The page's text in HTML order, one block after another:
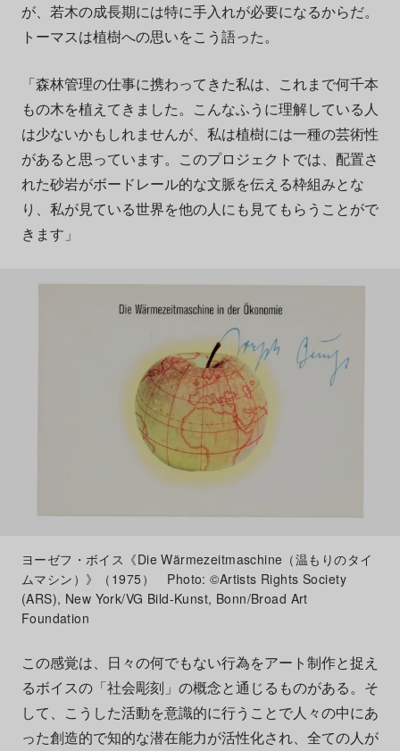
が、若木の成長期には特に手入れが必要になるからだ。
トーマスは植樹への思いをこう語った。
「森林管理の仕事に携わってきた私は、これまで何千本
もの木を植えてきました。こんなふうに理解している人
は少ないかもしれませんが、私は植樹には一種の芸術性
があると思っています。このプロジェクトでは、配置さ
れた砂岩がボードレール的な文脈を伝える枠組みとな
り、私が見ている世界を他の人にも見てもらうことがで
きます」
ヨーゼフ・ボイス《Die Wärmezeitmaschine（温もりのタイ
ムマシン）》（1975） Photo: ©Artists Rights Society
(ARS), New York/VG Bild-Kunst, Bonn/Broad Art
Foundation
この感覚は、日々の何でもない行為をアート制作と捉え
るボイスの「社会彫刻」の概念と通じるものがある。そ
して、こうした活動を意識的に行うことで人々の中にあ
った創造的で知的な潜在能力が活性化され、全ての人が